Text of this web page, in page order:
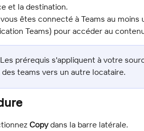
et la destination.
êtes connecté à Teams au moins
Teams) pour accéder au
Les prérequis s'appliquent à votre
des teams vers un autre locataire.
Copy dans la barre latérale.